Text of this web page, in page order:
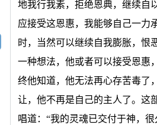
地我行我素，拒绝恩典，继续自
应接受这恩惠，我能够自己一力
时，当然可以继续自我膨胀，
一种想法，他或者可以接受恩惠
终他知道，他无法再心存苦毒
让，他不再是自己的主人了。这
唱道：“我的灵魂已交付于神，